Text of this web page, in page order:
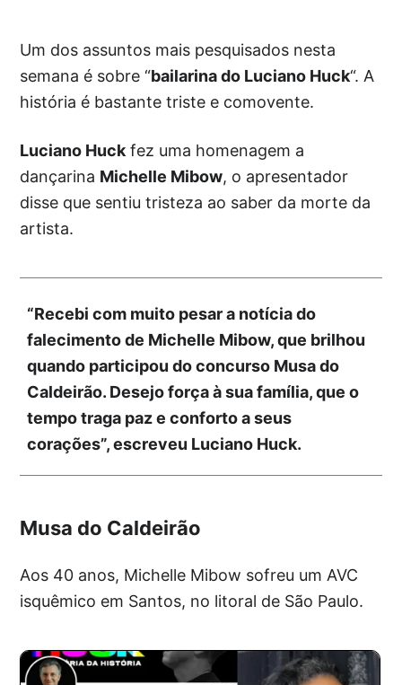
Um dos assuntos mais pesquisados nesta
semana é sobre “bailarina do Luciano Huck“. A
história é bastante triste e comovente.
Luciano Huck fez uma homenagem a
dançarina Michelle Mibow, o apresentador
disse que sentiu tristeza ao saber da morte da
artista.
“Recebi com muito pesar a notícia do
falecimento de Michelle Mibow, que brilhou
quando participou do concurso Musa do
Caldeirão. Desejo força à sua família, que o
tempo traga paz e conforto a seus
corações”, escreveu Luciano Huck.
Musa do Caldeirão
Aos 40 anos, Michelle Mibow sofreu um AVC
isquêmico em Santos, no litoral de São Paulo.